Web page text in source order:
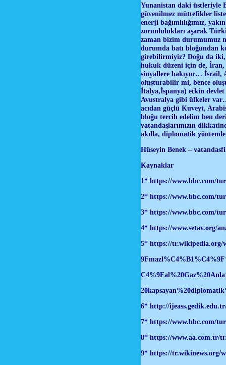
Yunanistan daki üstleriyle
güvenilmez müttefikler
enerji bağımlılığımız,
zorunlulukları aşarak
zaman bizim durumumuz
durumda batı bloğundan
girebilirmiyiz? Doğu da iki,
hukuk düzeni için de, İran,
sinyallere bakıyor… İsrail,
oluşturabilir mi, bence
İtalya,İspanya) etkin
Avustralya gibi ülkeler
acıdan güçlü Kuveyt,
bloğu tercih edelim ben
vatandaşlarımızın
akılla, diplomatik
Hüseyin Benek –
Kaynaklar
1* https://www.bbc.com/
2* https://www.bbc.com/
3* https://www.bbc.com/
4* https://www.setav.org/
5* https://tr.wikipedia.org/
6* http://
7* https://www.bbc.com/
8* https://www.aa.com.tr/
9* https://tr.wikinews.org/